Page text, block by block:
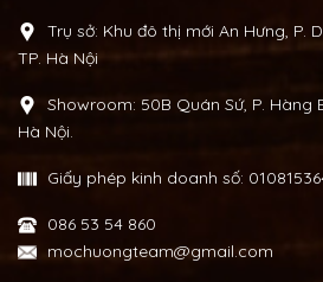
Trụ sở: Khu đô thị mới An Hưng, P.
TP. Hà Nội
Showroom: 50B Quán Sứ, P. Hàng
Hà Nội.
Giấy phép kinh doanh số:
086 53 54 860
mochuongteam@gmail.com